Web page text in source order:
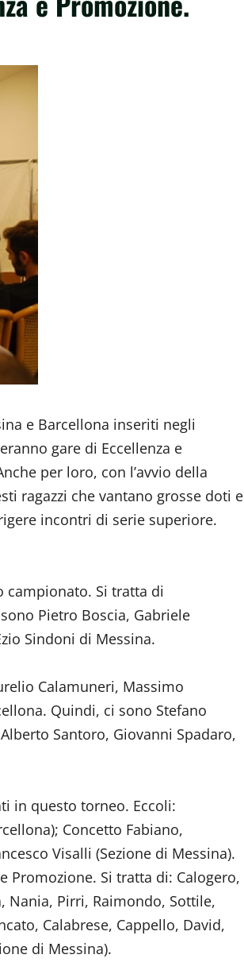
e Barcellona inseriti negli
gare di Eccellenza e
per loro, con l’avvio della
ragazzi che vantano grosse doti e
incontri di serie superiore.
campionato. Si tratta di
Pietro Boscia, Gabriele
Sindoni di Messina.
Calamuneri, Massimo
Quindi, ci sono Stefano
Santoro, Giovanni Spadaro,
in questo torneo. Eccoli:
Concetto Fabiano,
Visalli (Sezione di Messina).
Promozione. Si tratta di: Calogero,
Nania, Pirri, Raimondo, Sottile,
Calabrese, Cappello, David,
di Messina).